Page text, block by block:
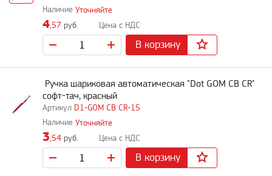
Уточняйте
4,57 руб.
В корзину
D1-GOM CB CR-15
Ручка шариковая автоматическая "Dot GOM CB CR"
софт-тач, красный
Уточняйте
3,54 руб.
В корзину